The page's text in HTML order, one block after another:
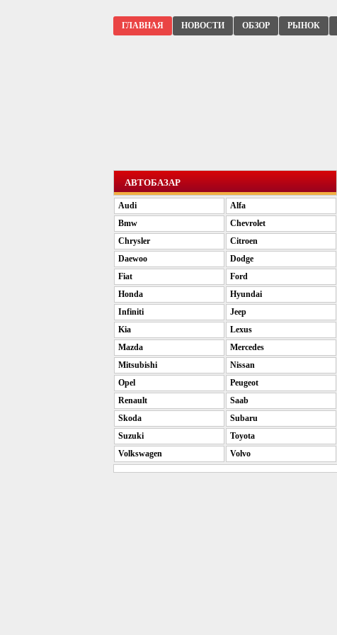
ГЛАВНАЯ НОВОСТИ ОБЗОР РЫНОК
АВТОБАЗАР
Audi
Alfa
Bmw
Chevrolet
Chrysler
Citroen
Daewoo
Dodge
Fiat
Ford
Honda
Hyundai
Infiniti
Jeep
Kia
Lexus
Mazda
Mercedes
Mitsubishi
Nissan
Opel
Peugeot
Renault
Saab
Skoda
Subaru
Suzuki
Toyota
Volkswagen
Volvo